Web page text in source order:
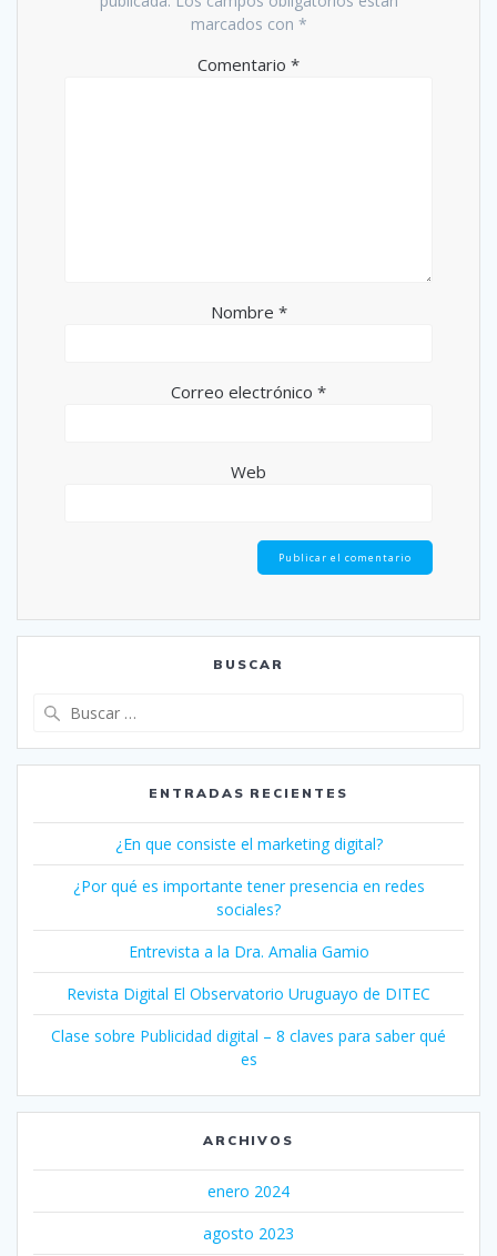
marcados con *
Comentario *
Nombre *
Correo electrónico *
Web
BUSCAR
ENTRADAS RECIENTES
¿En que consiste el marketing digital?
¿Por qué es importante tener presencia en redes
sociales?
Entrevista a la Dra. Amalia Gamio
Revista Digital El Observatorio Uruguayo de DITEC
Clase sobre Publicidad digital – 8 claves para saber qué
es
ARCHIVOS
enero 2024
agosto 2023